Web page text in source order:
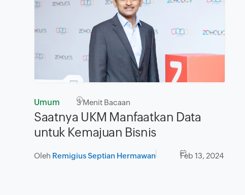
Umum 3Menit Bacaan
Saatnya UKM Manfaatkan Data
untuk Kemajuan Bisnis
Oleh Remigius Septian Hermawan Feb 13, 2024